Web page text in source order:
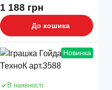
1 188 грн
До кошика
Новинка
В наявності